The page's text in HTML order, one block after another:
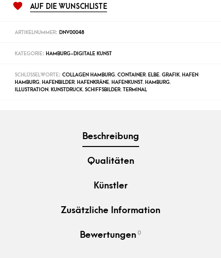
AUF DIE WUNSCHLISTE
ARTIKELNUMMER: DNV00048
KATEGORIE: HAMBURG-DIGITALE KUNST
SCHLÜSSELWORTE: COLLAGEN HAMBURG, CONTAINER, ELBE, GRAFIK, HAFEN
HAMBURG, HAFENBILDER, HAFENKRÄNE, HAFENKUNST, HAMBURG,
ILLUSTRATION, KUNSTDRUCK, SCHIFFSBILDER, TERMINAL
Beschreibung
Qualitäten
Künstler
Zusätzliche Information
Bewertungen 0